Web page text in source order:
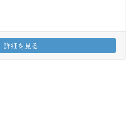
詳細を見る